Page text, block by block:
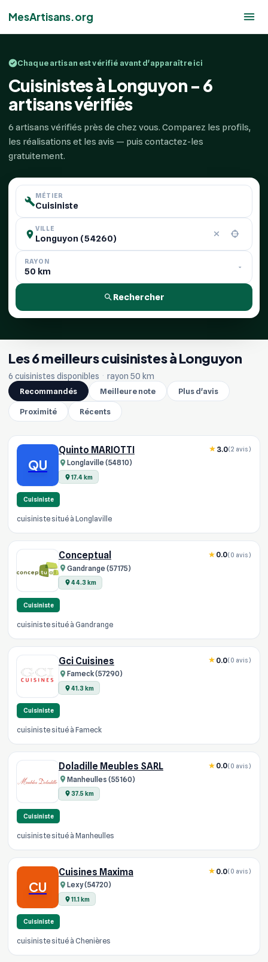
MesArtisans.org
Chaque artisan est vérifié avant d'apparaître ici
Cuisinistes à Longuyon - 6
artisans vérifiés
6 artisans vérifiés près de chez vous. Comparez les profils,
les réalisations et les avis — puis contactez-les
gratuitement.
MÉTIER
VILLE
RAYON
Rechercher
Les 6 meilleurs cuisinistes à Longuyon
6 cuisinistes disponibles · rayon 50 km
Recommandés
Meilleure note Plus d'avis
Proximité Récents
QU
Quinto MARIOTTI
Longlaville (54810)
17.4 km
3.0(2 avis)
Cuisiniste
cuisiniste situé à Longlaville
Conceptual
Gandrange (57175)
44.3 km
0.0(0 avis)
Cuisiniste
cuisiniste situé à Gandrange
Gci Cuisines
Fameck (57290)
41.3 km
0.0(0 avis)
Cuisiniste
cuisiniste situé à Fameck
Doladille Meubles SARL
Manheulles (55160)
37.5 km
0.0(0 avis)
Cuisiniste
cuisiniste situé à Manheulles
CU
Cuisines Maxima
Lexy (54720)
11.1 km
0.0(0 avis)
Cuisiniste
cuisiniste situé à Chenières